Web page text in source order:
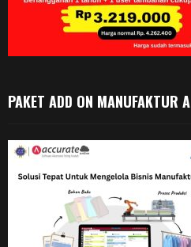
PAKET ADD ON MANUFAKTUR